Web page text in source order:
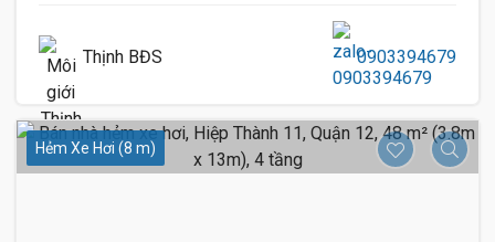
Thịnh BĐS 0903394679
Hẻm Xe Hơi (8 m)